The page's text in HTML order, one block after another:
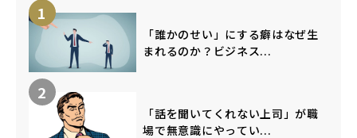
1
「誰かのせい」にする癖はなぜ生
まれるのか？ビジネス...
2
「話を聞いてくれない上司」が職
場で無意識にやってい...